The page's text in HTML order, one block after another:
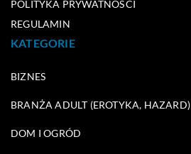
POLITYKA PRYWATNOŚCI
REGULAMIN
KATEGORIE
BIZNES
BRANŻA ADULT (EROTYKA, HAZARD)
DOM I OGRÓD